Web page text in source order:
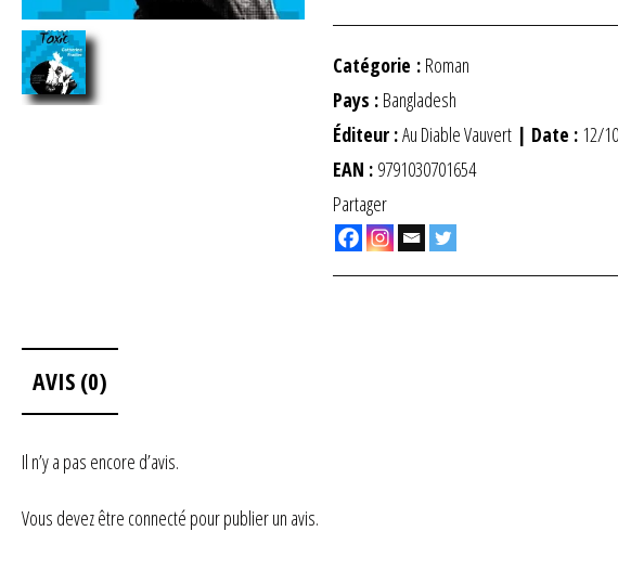
Catégorie : Roman
Pays : Bangladesh
Éditeur :Au Diable Vauvert| Date : 12/
EAN : 9791030701654
Partager
AVIS (0)
Il n’y a pas encore d’avis.
Vous devez être connecté pour publier un avis.